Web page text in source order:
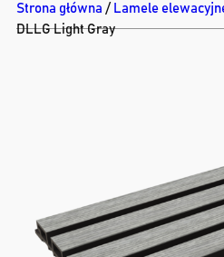
Strona główna / Lamele
DLLG Light Gray